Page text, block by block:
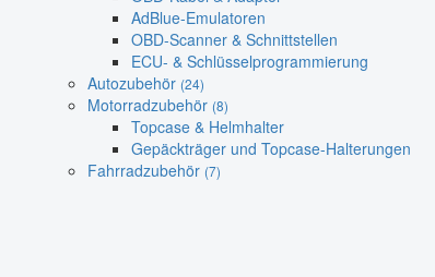
AdBlue-Emulatoren
OBD-Scanner & Schnittstellen
ECU- & Schlüsselprogrammierung
Autozubehör (24)
Motorradzubehör (8)
Topcase & Helmhalter
Gepäckträger und Topcase-Halterungen
Fahrradzubehör (7)